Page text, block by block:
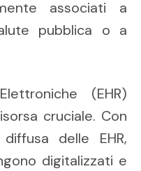
associati a
pubblica o a
(EHR)
cruciale. Con
delle EHR,
digitalizzati e